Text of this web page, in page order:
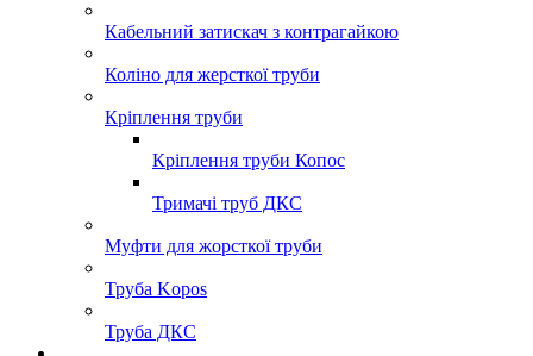
Кабельний затискач з контрагайкою
Коліно для жерсткої труби
Кріплення труби
Кріплення труби Копос
Тримачі труб ДКС
Муфти для жорсткої труби
Труба Kopos
Труба ДКС